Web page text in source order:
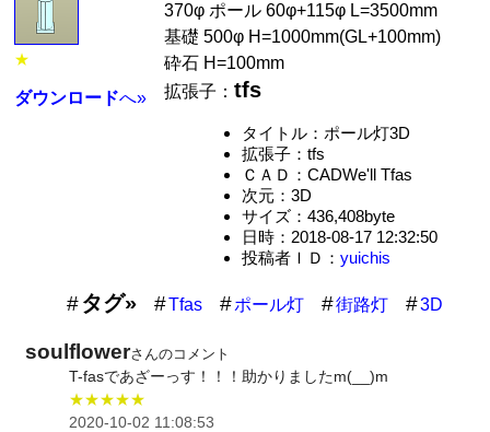
★
ダウンロードへ»
370φ ポール 60φ+115φ L=3500mm
基礎 500φ H=1000mm(GL+100mm)
砕石 H=100mm
拡張子：tfs
タイトル：ポール灯3D
拡張子：tfs
ＣＡＤ：CADWe'll Tfas
次元：3D
サイズ：436,408byte
日時：2018-08-17 12:32:50
投稿者ＩＤ： yuichis
タグ» Tfas ポール灯 街路灯 3D
soulflowerさんのコメント
T-fasであざーっす！！！助かりましたm(__)m
★★★★★
2020-10-02 11:08:53